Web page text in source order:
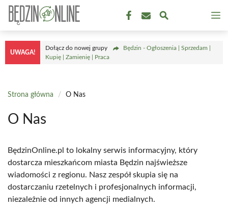
Przejdź
treści
UWAGA!
Dołącz do nowej grupy
Będzin - Ogłoszenia | Sprzedam |
Kupię | Zamienię | Praca
Strona główna / O Nas
O Nas
BędzinOnline.pl to lokalny serwis informacyjny, który
dostarcza mieszkańcom miasta Będzin najświeższe
wiadomości z regionu. Nasz zespół skupia się na
dostarczaniu rzetelnych i profesjonalnych informacji,
niezależnie od innych agencji medialnych.